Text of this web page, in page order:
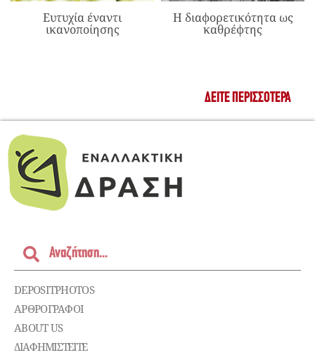
Ευτυχία έναντι
ικανοποίησης
Η διαφορετικότητα ως
καθρέφτης
ΔΕΊΤΕ ΠΕΡΙΣΣΌΤΕΡΑ
DEPOSITPHOTOS
ΑΡΘΡΟΓΡΑΦΟΙ
ABOUT US
ΔΙΑΦΗΜΙΣΤΕΊΤΕ